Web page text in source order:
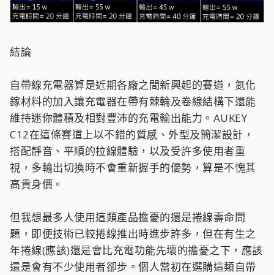
結論
自帶線充電器算是近期各廠之間新興起的賽道，氮化
鎵材料的加入讓充電器在帶有棘輪及卷線結構下還能
維持迷你體積及相對豐沛的充電輸出能力。AUKEY
C12在這條賽道上以不錯的質感、外型及簡潔設計，
搭配靜音、平順的拉線體驗，以及受許多使用者重
視，多輸出切換時不會重新握手的優勢，算是不愧其
高貴身價。
但我想最多人使用這類產品擔憂的還是捲線壽命問
題，即便技術已較捲線推出時進步許多，但在有生之
年捲線(應該)還是會比充電功能先壞的擔憂之下，應該
還是會有不少使用者卻步。個人當初在選購這類自帶